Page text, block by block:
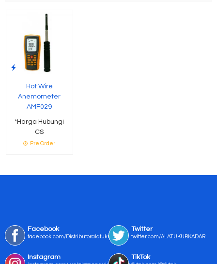
Hot Wire
Anemometer
AMF029
*Harga Hubungi
CS
Pre Order
Facebook
facebook.com/Distributoralatukur
Twitter
twitter.com/ALATUKURKADAR
Instagram TikTok